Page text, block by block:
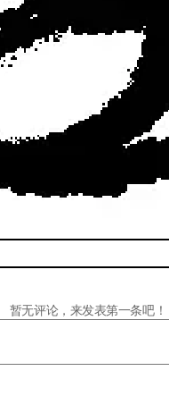
暂无评论，来发表第一条吧！